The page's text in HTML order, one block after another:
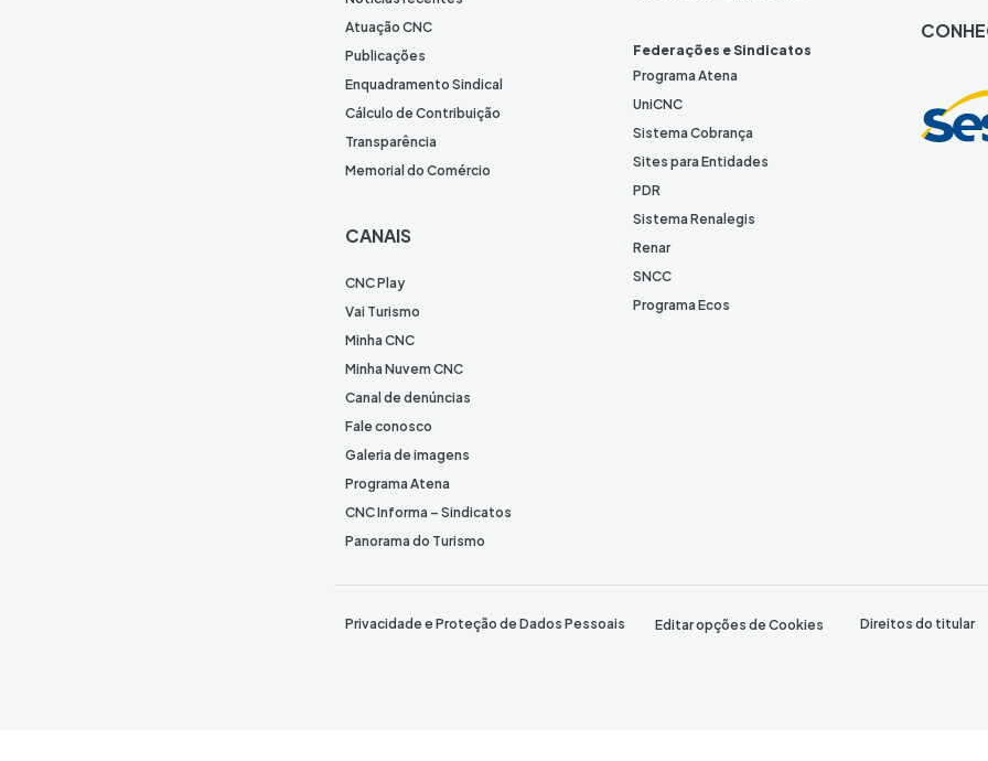
Atuação CNC
Publicações
Enquadramento Sindical
Cálculo de Contribuição
Transparência
Memorial do Comércio
CANAIS
CNC Play
Vai Turismo
Minha CNC
Minha Nuvem CNC
Canal de denúncias
Fale conosco
Galeria de imagens
Programa Atena
CNC Informa – Sindicatos
Panorama do Turismo
Federações e Sindicatos
Programa Atena
UniCNC
Sistema Cobrança
Sites para Entidades
PDR
Sistema Renalegis
Renar
SNCC
Programa Ecos
k
e
I
n
Privacidade e Proteção de Dados Pessoais Editar opções de Cookies Direitos do titular